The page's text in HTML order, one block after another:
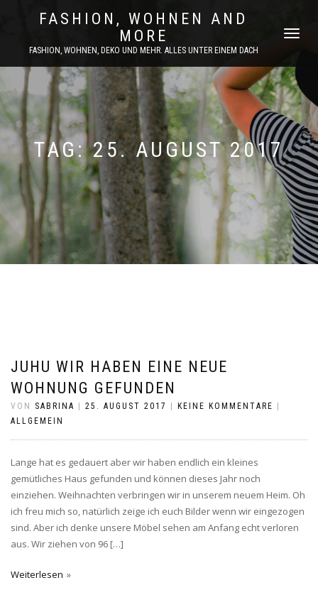
FASHION, WOHNEN AND
MORE
FASHION, WOHNEN, DEKO UND MEHR. ALLES UNTER EINEM DACH
TAG:25. AUGUST 2017
JUHU WIR HABEN EINE NEUE
WOHNUNG GEFUNDEN
VON SABRINA 25. AUGUST 2017 KEINE KOMMENTARE
ALLGEMEIN
Lange hat es gedauert aber wir haben endlich ein kleines
gemütliches Haus gefunden und können dieses Jahr noch
einziehen. Weihnachten verbringen wir in unserem neuem Heim. Oh
ich freu mich so, natürlich zeige ich euch Bilder wenn wir eingezogen
sind. Aber ich denke unsere Möbel sehen am Anfang echt verloren
aus. Wir ziehen von 96 […]
Weiterlesen